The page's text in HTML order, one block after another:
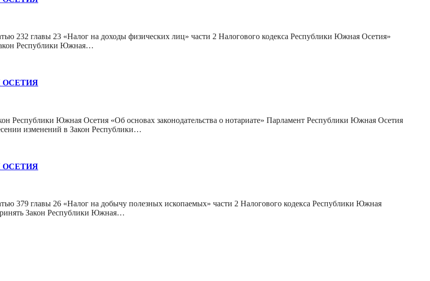
232 главы 23 «Налог на доходы физических лиц» части 2 Налогового кодекса Республики Южная Осетия»
Республики Южная…
ОСЕТИЯ
Республики Южная Осетия «Об основах законодательства о нотариате» Парламент Республики Южная Осетия
изменений в Закон Республики…
ОСЕТИЯ
379 главы 26 «Налог на добычу полезных ископаемых» части 2 Налогового кодекса Республики Южная
Закон Республики Южная…